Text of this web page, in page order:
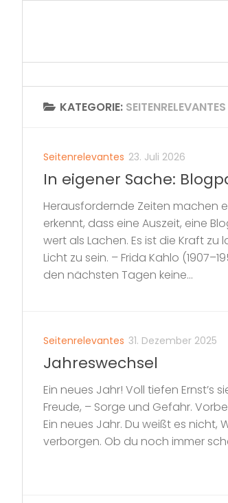
KATEGORIE: SEITENRELEVANTES
Seitenrelevantes 23. Juli 2026
In eigener Sache:
Herausfordernde Zeiten machen
erkennt, dass eine Auszeit, eine
wert als Lachen. Es ist die Kraft
Licht zu sein. – Frida Kahlo
den nächsten Tagen keine...
Seitenrelevantes 31. Dezember 2025
Jahreswechsel
Ein neues Jahr! Voll tiefen Ernst’s
Freude, – Sorge und Gefahr.
Ein neues Jahr. Du weißt es nicht,
verborgen. Ob du noch immer